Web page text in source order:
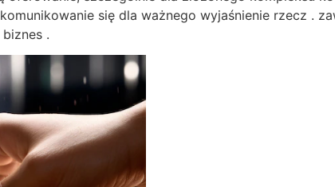
się dla ważnego wyjaśnienie rzecz .
.